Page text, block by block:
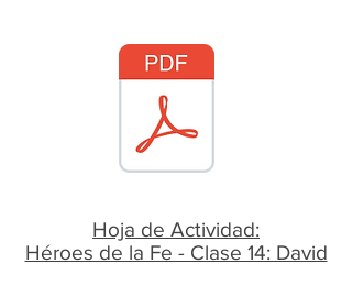
Hoja de Actividad:
Héroes de la Fe - Clase 14: David